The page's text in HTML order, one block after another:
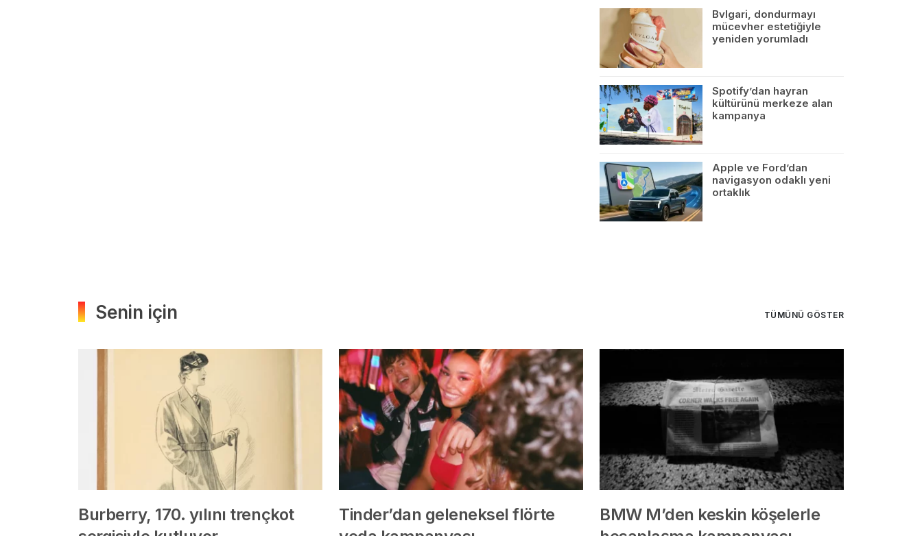
Bvlgari, dondurmayı
mücevher estetiğiyle
yeniden yorumladı
Spotify’dan hayran
kültürünü merkeze alan
kampanya
Apple ve Ford’dan
navigasyon odaklı yeni
ortaklık
Senin için TÜMÜNÜ GÖSTER
Burberry, 170. yılını trençkot
Tinder’dan geleneksel flörte
BMW M’den keskin köşelerle